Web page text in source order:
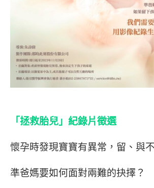
「拯救胎兒」紀錄片徵選
懷孕時發現寶寶有異常，留、與
準爸媽要如何面對兩難的抉擇？